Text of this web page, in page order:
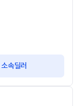
소속딜러